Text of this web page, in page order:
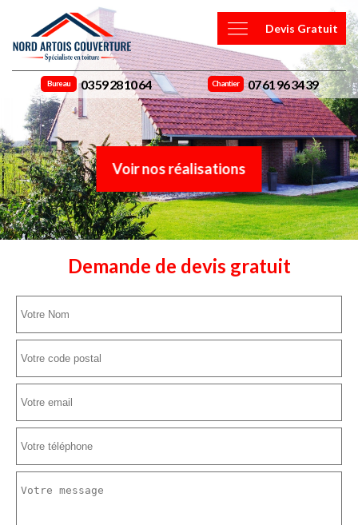
Devis Gratuit
Bureau 03 59 28 10 64 Chantier 07 61 96 34 39
Voir nos réalisations
Demande de devis gratuit